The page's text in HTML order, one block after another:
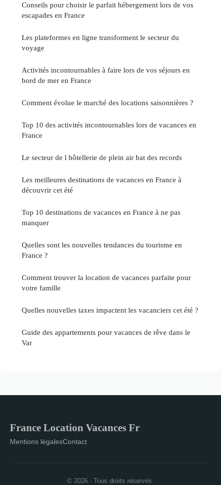
Conseils pour choisir le parfait hébergement lors de vos
escapades en France
Les plateformes en ligne transforment le secteur du
voyage
Activités incontournables à faire lors de vos séjours en
bord de mer en France
Comment évolue le marché des locations saisonnières ?
Top 10 des activités incontournables lors de vacances en
France
Le secteur de l hôtellerie de plein air bat des records
Les meilleures destinations de vacances en France à
découvrir cet été
Top 10 destinations de vacances en France à ne pas
manquer
Quelles sont les nouvelles tendances du tourisme en
France ?
Comment trouver la location de vacances parfaite pour
votre famille
Quelles nouvelles taxes impactent les vacanciers cet été ?
Guide des appartements pour vacances de rêve dans le
Var
France Location Vacances Fr
Mentions légalesContact
© 2026 · Tous droits réservés.